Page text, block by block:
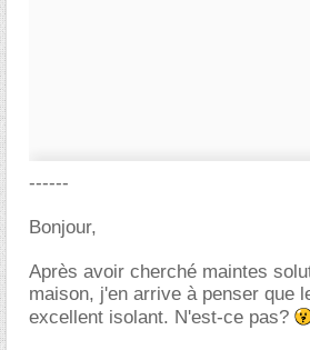
------
Bonjour,
Après avoir cherché maintes
maison, j'en arrive à penser que
excellent isolant. N'est-ce pas?